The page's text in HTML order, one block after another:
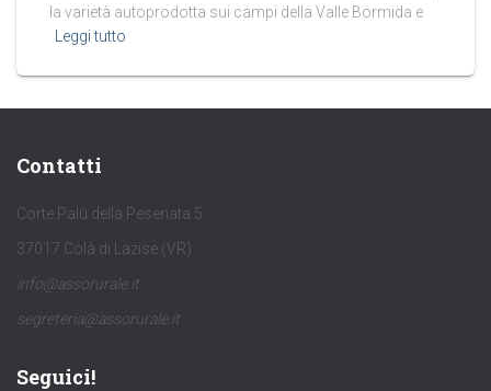
la varietà autoprodotta sui campi della Valle Bormida e
Leggi tutto
Contatti
Corte Palù della Pesenata 5
37017 Colà di Lazise (VR)
info@assorurale.it
segreteria@assorurale.it
Seguici!